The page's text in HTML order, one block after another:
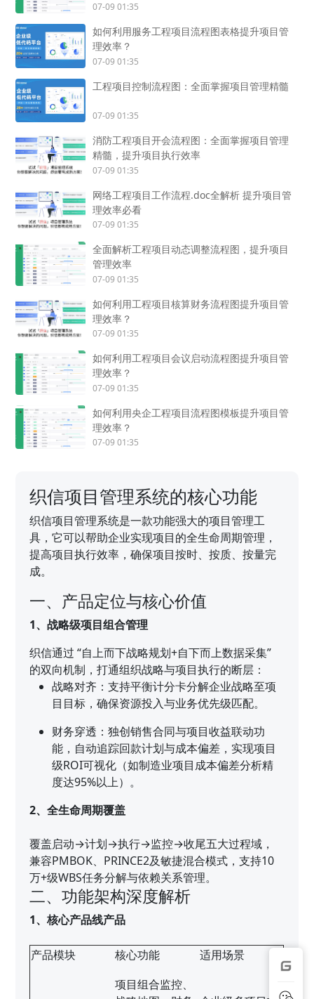
07-09 01:35
如何利用服务工程项目流程图表格提升项目管
理效率？
07-09 01:35
工程项目控制流程图：全面掌握项目管理精髓
07-09 01:35
消防工程项目开会流程图：全面掌握项目管理
精髓，提升项目执行效率
07-09 01:35
网络工程项目工作流程.doc全解析 提升项目管
理效率必看
07-09 01:35
全面解析工程项目动态调整流程图，提升项目
管理效率
07-09 01:35
如何利用工程项目核算财务流程图提升项目管
理效率？
07-09 01:35
如何利用工程项目会议启动流程图提升项目管
理效率？
07-09 01:35
如何利用央企工程项目流程图模板提升项目管
理效率？
07-09 01:35
织信项目管理系统的核心功能
织信项目管理系统是一款功能强大的项目管理工
具，它可以帮助企业实现项目的全生命周期管理，
提高项目执行效率，确保项目按时、按质、按量完
成。
一、产品定位与核心价值
1、战略级项目组合管理
织信通过 “自上而下战略规划+自下而上数据采集”
的双向机制，打通组织战略与项目执行的断层：
战略对齐：支持平衡计分卡分解企业战略至项
目目标，确保资源投入与业务优先级匹配。
财务穿透：独创销售合同与项目收益联动功
能，自动追踪回款计划与成本偏差，实现项目
级ROI可视化（如制造业项目成本偏差分析精
度达95%以上）。
2、全生命周期覆盖
覆盖启动→计划→执行→监控→收尾五大过程域，
兼容PMBOK、PRINCE2及敏捷混合模式，支持10
万+级WBS任务分解与依赖关系管理。
二、功能架构深度解析
1、核心产品线产品
产品模块 核心功能 适用场景
项目组合监控、